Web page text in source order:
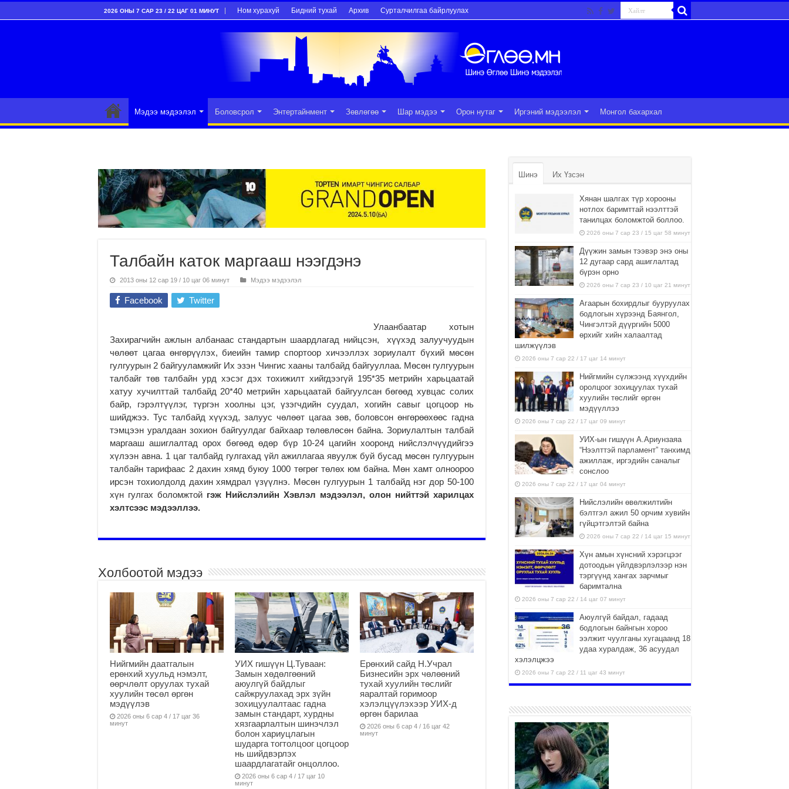
2026 ОНЫ 7 САР 23 / 22 ЦАГ 01 МИНУТ Ном хурахуй Бидний тухай Архив Сурталчилгаа байрлуулах
Мэдээ мэдээлэл Боловсрол Энтертайнмент Зөвлөгөө Шар мэдээ Орон нутаг Иргэний мэдээлэл Монгол бахархал
Талбайн каток маргааш нээгдэнэ
2013 оны 12 сар 19 / 10 цаг 06 минут Мэдээ мэдээлэл
Facebook Twitter
Улаанбаатар хотын
Захирагчийн ажлын албанаас стандартын шаардлагад нийцсэн, хүүхэд залуучуудын
чөлөөт цагаа өнгөрүүлэх, биеийн тамир спортоор хичээллэх зориулалт бүхий мөсөн
гулгуурын 2 байгууламжийг Их эзэн Чингис хааны талбайд байгууллаа. Мөсөн гулгуурын
талбайг төв талбайн урд хэсэг дэх тохижилт хийгдээгүй 195*35 метрийн харьцаатай
хатуу хучилттай талбайд 20*40 метрийн харьцаатай байгуулсан бөгөөд хувцас солих
байр, гэрэлтүүлэг, түргэн хоолны цэг, үзэгчдийн суудал, хогийн савыг цогцоор нь
шийджээ. Тус талбайд хүүхэд, залуус чөлөөт цагаа зөв, боловсон өнгөрөөхөөс гадна
тэмцээн уралдаан зохион байгуулдаг байхаар төлөвлөсөн байна. Зориулалтын талбай
маргааш ашиглалтад орох бөгөөд өдөр бүр 10-24 цагийн хооронд нийслэлчүүдийгээ
хүлээн авна. 1 цаг талбайд гулгахад үйл ажиллагаа явуулж буй бусад мөсөн гулгуурын
талбайн тарифаас 2 дахин хямд буюу 1000 төгрөг төлөх юм байна. Мөн хамт олноороо
ирсэн тохиолдолд дахин хямдрал үзүүлнэ. Мөсөн гулгуурын 1 талбайд нэг дор 50-100
хүн гулгах боломжтой гэж Нийслэлийн Хэвлэл мэдээлэл, олон нийттэй харилцах
хэлтсээс мэдээллээ.
Холбоотой мэдээ
Нийгмийн даатгалын
ерөнхий хуульд нэмэлт,
өөрчлөлт оруулах тухай
хуулийн төсөл өргөн
мэдүүлэв
2026 оны 6 сар 4 / 17 цаг 36
минут
УИХ гишүүн Ц.Туваан:
Замын хөдөлгөөний
аюулгүй байдлыг
сайжруулахад эрх зүйн
зохицуулалтаас гадна
замын стандарт, хурдны
хязгаарлалтын шинэчлэл
болон хариуцлагын
шударга тогтолцоог цогцоор
нь шийдвэрлэх
шаардлагатайг онцоллоо.
2026 оны 6 сар 4 / 17 цаг 10
минут
Ерөнхий сайд Н.Учрал
Бизнесийн эрх чөлөөний
тухай хуулийн төслийг
яаралтай горимоор
хэлэлцүүлэхээр УИХ-д
өргөн барилаа
2026 оны 6 сар 4 / 16 цаг 42
минут
Шинэ Их Үзсэн
Хянан шалгах түр хорооны
нотлох баримттай нээлттэй
танилцах боломжтой боллоо.
2026 оны 7 сар 23 / 15 цаг 58 минут
Дүүжин замын тээвэр энэ оны
12 дугаар сард ашиглалтад
бүрэн орно
2026 оны 7 сар 23 / 10 цаг 21 минут
Агаарын бохирдлыг бууруулах
бодлогын хүрээнд Баянгол,
Чингэлтэй дүүргийн 5000
өрхийг хийн халаалтад
шилжүүлэв
2026 оны 7 сар 22 / 17 цаг 14 минут
Нийгмийн сүлжээнд хүүхдийн
оролцоог зохицуулах тухай
хуулийн төслийг өргөн
мэдүүллээ
2026 оны 7 сар 22 / 17 цаг 09 минут
УИХ-ын гишүүн А.Ариунзаяа
“Нээлттэй парламент” танхимд
ажиллаж, иргэдийн саналыг
сонслоо
2026 оны 7 сар 22 / 17 цаг 04 минут
Нийслэлийн өвөлжилтийн
бэлтгэл ажил 50 орчим хувийн
гүйцэтгэлтэй байна
2026 оны 7 сар 22 / 14 цаг 15 минут
Хүн амын хүнсний хэрэгцээг
дотоодын үйлдвэрлэлээр нэн
тэргүүнд хангах зарчмыг
баримтална
2026 оны 7 сар 22 / 14 цаг 07 минут
Аюулгүй байдал, гадаад
бодлогын байнгын хороо
ээлжит чуулганы хугацаанд 18
удаа хуралдаж, 36 асуудал
хэлэлцжээ
2026 оны 7 сар 22 / 11 цаг 43 минут
боломжтой-Хүүхэд хөгжүүлэх
төв” байгуулах төсөлд төр,
хувийн хэвшлийн түншлэлийн хүрээнд хамтран
ажиллахыг урьж байна
2026 оны 7 сар 22 / 9 цаг 28 минут
Б.Пүрэвдагва: “Урт цагаан”-ыг
залуучууд чөлөөт цагаа